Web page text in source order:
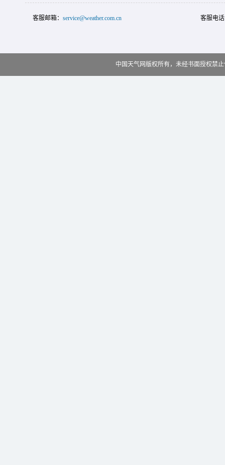
客服邮箱： service@weather.com.cn 客服电
中国天气网版权所有，未经书面授权